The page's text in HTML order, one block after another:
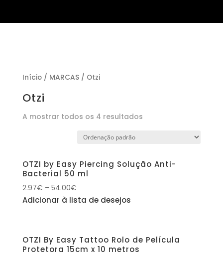
Início/ MARCAS/ Otzi
Otzi
A mostrar todos os 4 resultados
OTZI by Easy Piercing Solução Anti-
Bacterial 50 ml
2.97€ – 54.00€
Adicionar à lista de desejos
OTZI By Easy Tattoo Rolo de Película
Protetora 15cm x 10 metros